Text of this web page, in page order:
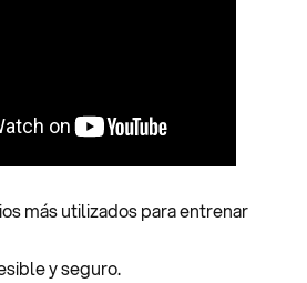
más utilizados para entrenar
y seguro.